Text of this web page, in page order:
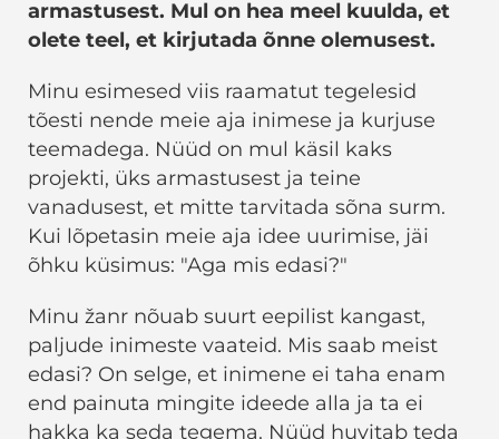
armastusest. Mul on hea meel kuulda, et
olete teel, et kirjutada õnne olemusest.
Minu esimesed viis raamatut tegelesid
tõesti nende meie aja inimese ja kurjuse
teemadega. Nüüd on mul käsil kaks
projekti, üks armastusest ja teine ​​
vanadusest, et mitte tarvitada sõna surm.
Kui lõpetasin meie aja idee uurimise, jäi
õhku küsimus: "Aga mis edasi?"
Minu žanr nõuab suurt eepilist kangast,
paljude inimeste vaateid. Mis saab meist
edasi? On selge, et inimene ei taha enam
end painuta mingite ideede alla ja ta ei
hakka ka seda tegema. Nüüd huvitab teda